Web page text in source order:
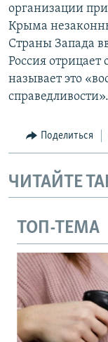
организации
Крыма
Страны Запада
Россия отрицает
называет это
справедливости».
Поделиться
ЧИТАЙТЕ
ТОП-ТЕМА